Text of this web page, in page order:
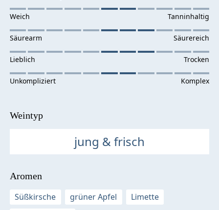
Weintyp
jung & frisch
Aromen
Süßkirsche
grüner Apfel
Limette